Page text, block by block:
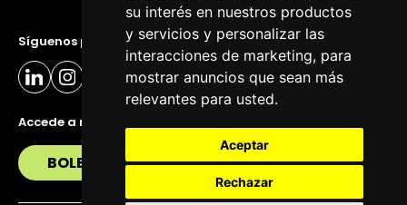
su interés en nuestros productos
y servicios y personalizar las
interacciones de marketing, para
mostrar anuncios que sean más
relevantes para usted.
Aceptar
Rechazar
Síguenos para estar al día
Accede a nuestra newsletter
BOLETÍN